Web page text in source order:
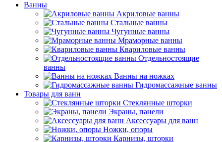
Ванны
Акриловые ванны
Стальные ванны
Чугунные ванны
Мраморные ванны
Квариловые ванны
Отдельностоящие
ванны
Ванны на ножках
Гидромассажные ванны
Товары для ванн
Стеклянные шторки
Экраны, панели
Аксессуары для ванн
Ножки, опоры
Карнизы, шторки